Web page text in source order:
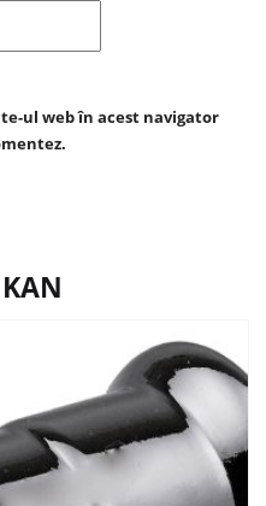
ul web în acest navigator